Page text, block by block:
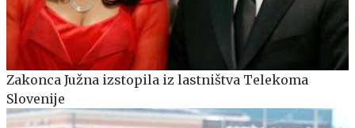
Zakonca Južna izstopila iz lastništva Telekoma
Slovenije